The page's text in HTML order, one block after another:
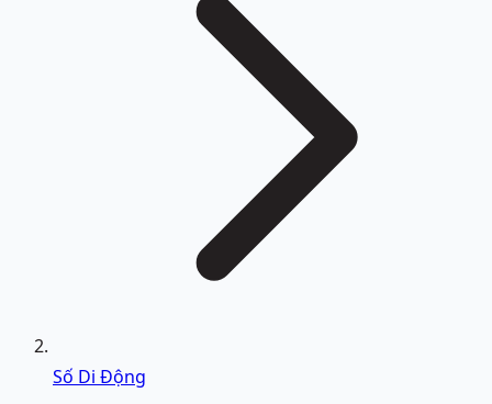
Số Di Động